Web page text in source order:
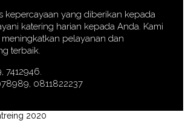
kepercayaan yang diberikan kepada
katering harian kepada Anda. Kami
pelayanan dan
terbaik.
7412946.
0811822237
2020